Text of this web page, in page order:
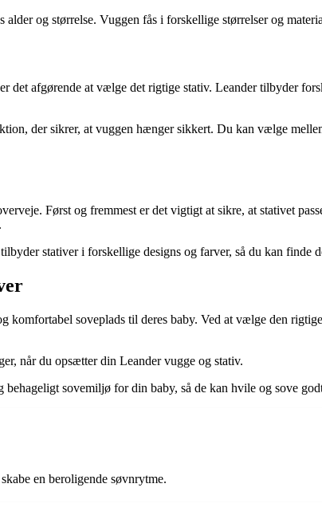
og størrelse. Vuggen fås i forskellige størrelser og
afgørende at vælge det rigtige stativ. Leander tilbyder
der sikrer, at vuggen hænger sikkert. Du kan vælge
Først og fremmest er det vigtigt at sikre, at stativet
stativer i forskellige designs og farver, så du kan finde
soveplads til deres baby. Ved at vælge den
når du opsætter din Leander vugge og stativ.
sovemiljø for din baby, så de kan hvile og sove
en beroligende søvnrytme.